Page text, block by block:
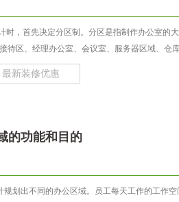
时，首先决定分区制。分区是指制作办公室的大
待区、经理办公室、会议室、服务器区域、仓
最新装修优惠
的功能和目的
划出不同的办公区域。员工每天工作的工作空